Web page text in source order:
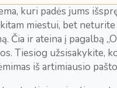
kuri padės jums
miestui, bet
ir ateina į pagalbą
Tiesiog užsisakykite,
iš artimiausio